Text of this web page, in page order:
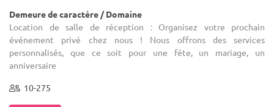
Demeure de caractère / Domaine
Location de salle de réception : Organisez votre prochain
événement privé chez nous ! Nous offrons des services
personnalisés, que ce soit pour une fête, un mariage, un
anniversaire
10-275